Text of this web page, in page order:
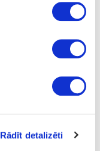
Rādīt detalizēti